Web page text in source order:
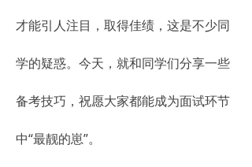
在线报名
才能引人注目，取得佳绩，这是不少同
学的疑惑。今天，就和同学们分享一些
备考技巧，祝愿大家都能成为面试环节
中“最靓的崽”。